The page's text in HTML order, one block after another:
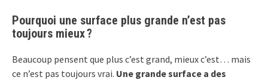
Pourquoi une surface plus grande n’est pas
toujours mieux ?
Beaucoup pensent que plus c’est grand, mieux c’est… mais
ce n’est pas toujours vrai. Une grande surface a des